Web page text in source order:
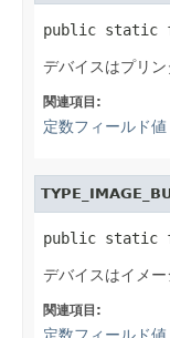
public static
デバイスはプリン
関連項目:
定数フィールド値
public static
デバイスはイメー
関連項目:
定数フィールド値